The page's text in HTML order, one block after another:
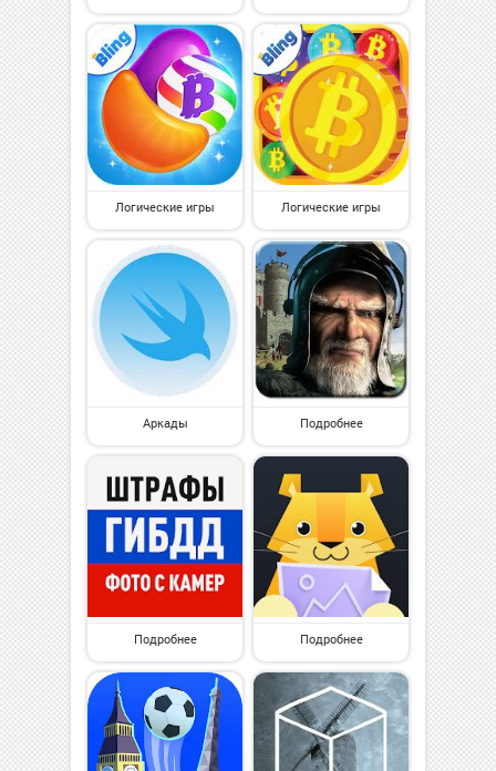
Логические игры Логические игры
Аркады Подробнее
Подробнее Подробнее